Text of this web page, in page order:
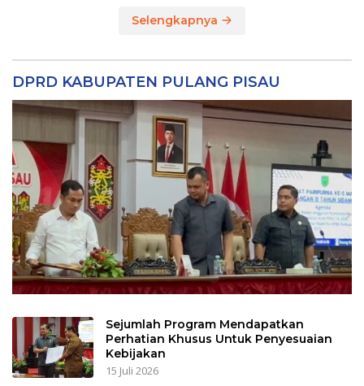
Selengkapnya
DPRD KABUPATEN PULANG PISAU
Sejumlah Program Mendapatkan
Perhatian Khusus Untuk Penyesuaian
Kebijakan
15 Juli 2026